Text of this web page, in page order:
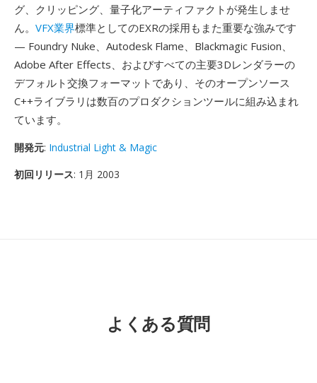
グ、クリッピング、量子化アーティファクトが発生しませ
ん。 VFX業界標準としてのEXRの採用もまた重要な強みです
— Foundry Nuke、Autodesk Flame、Blackmagic Fusion、
Adobe After Effects、およびすべての主要3Dレンダラーの
デフォルト交換フォーマットであり、そのオープンソース
C++ライブラリは数百のプロダクションツールに組み込まれ
ています。
開発元: Industrial Light & Magic
初回リリース: 1月 2003
よくある質問